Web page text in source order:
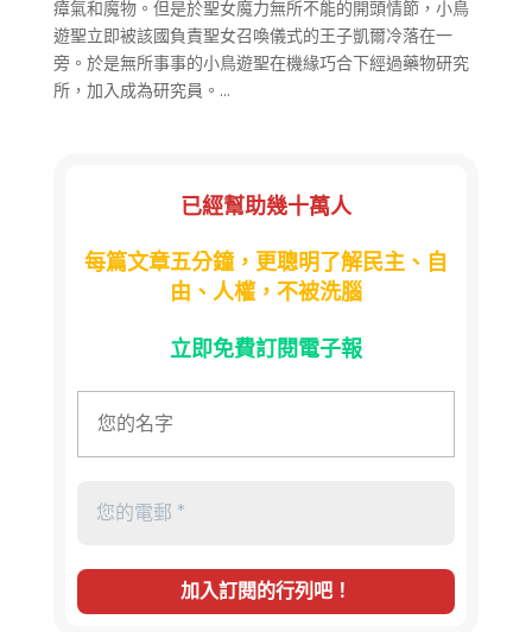
瘴氣和魔物。但是於聖女魔力無所不能的開頭情節，小鳥
遊聖立即被該國負責聖女召喚儀式的王子凱爾冷落在一
旁。於是無所事事的小鳥遊聖在機緣巧合下經過藥物研究
所，加入成為研究員。...
已經幫助幾十萬人
每篇文章五分鐘，更聰明了解民主、自
由、人權，不被洗腦
立即免費訂閱電子報